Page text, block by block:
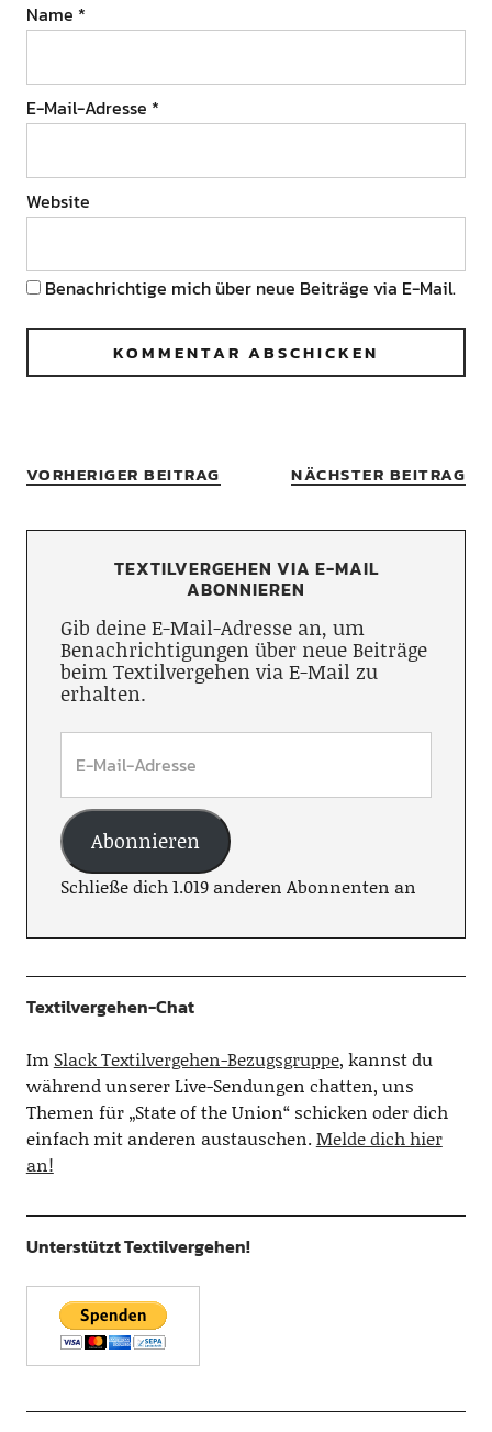
Name *
E-Mail-Adresse *
Website
Benachrichtige mich über neue Beiträge via E-Mail.
VORHERIGER BEITRAG NÄCHSTER BEITRAG
TEXTILVERGEHEN VIA E-MAIL
ABONNIEREN
Gib deine E-Mail-Adresse an, um
Benachrichtigungen über neue Beiträge
beim Textilvergehen via E-Mail zu
erhalten.
Abonnieren
Schließe dich 1.019 anderen Abonnenten an
Textilvergehen-Chat
Im Slack Textilvergehen-Bezugsgruppe, kannst du
während unserer Live-Sendungen chatten, uns
Themen für „State of the Union“ schicken oder dich
einfach mit anderen austauschen.Melde dich hier
an!
Unterstützt Textilvergehen!